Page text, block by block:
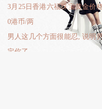
3月25日香港六福珠宝黄金价
0港币/两
男人这几个方面很能忍, 说明
定你了